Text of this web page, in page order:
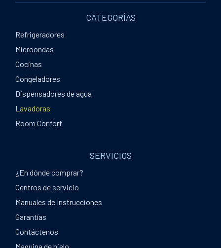
CATEGORÍAS
Refrigeradores
Microondas
Cocinas
Congeladores
Dispensadores de agua
Lavadoras
Room Confort
SERVICIOS
¿En dónde comprar?
Centros de servicio
Manuales de Instrucciones
Garantías
Contáctenos